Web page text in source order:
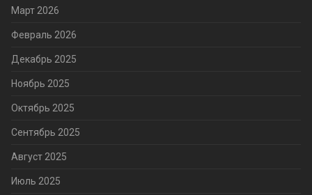
Март 2026
Февраль 2026
Декабрь 2025
Ноябрь 2025
Октябрь 2025
Сентябрь 2025
Август 2025
Июль 2025